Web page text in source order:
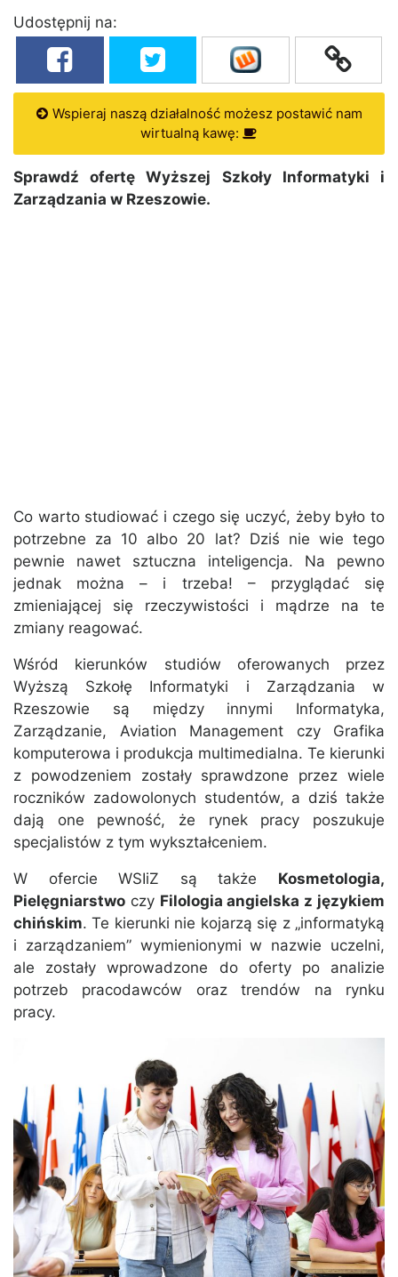
Udostępnij na:
Wspieraj naszą działalność możesz postawić nam
wirtualną kawę:
Sprawdź ofertę Wyższej Szkoły Informatyki i
Zarządzania w Rzeszowie.
Co warto studiować i czego się uczyć, żeby było to
potrzebne za 10 albo 20 lat? Dziś nie wie tego
pewnie nawet sztuczna inteligencja. Na pewno
jednak można – i trzeba! – przyglądać się
zmieniającej się rzeczywistości i mądrze na te
zmiany reagować.
Wśród kierunków studiów oferowanych przez
Wyższą Szkołę Informatyki i Zarządzania w
Rzeszowie są między innymi Informatyka,
Zarządzanie, Aviation Management czy Grafika
komputerowa i produkcja multimedialna. Te kierunki
z powodzeniem zostały sprawdzone przez wiele
roczników zadowolonych studentów, a dziś także
dają one pewność, że rynek pracy poszukuje
specjalistów z tym wykształceniem.
W ofercie WSIiZ są także Kosmetologia,
Pielęgniarstwo czy Filologia angielska z językiem
chińskim. Te kierunki nie kojarzą się z „informatyką
i zarządzaniem” wymienionymi w nazwie uczelni,
ale zostały wprowadzone do oferty po analizie
potrzeb pracodawców oraz trendów na rynku
pracy.